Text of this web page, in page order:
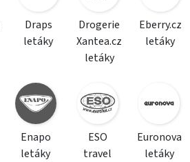
Draps
letáky
Drogerie
Xantea.cz
letáky
Eberry.cz
letáky
Enapo
letáky
ESO
travel
Euronova
letáky